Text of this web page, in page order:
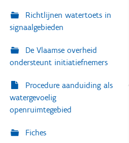
Richtlijnen watertoets in
signaalgebieden
De Vlaamse overheid
ondersteunt initiatiefnemers
Procedure aanduiding als
watergevoelig
openruimtegebied
Fiches